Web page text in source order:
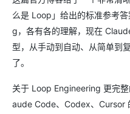
么是 Loop」给出的标准参考
g，各有各的理解，现在
型，从手动到自动、从简单到
了。
关于 Loop Engineering 更完
aude Code、Codex、Cursor